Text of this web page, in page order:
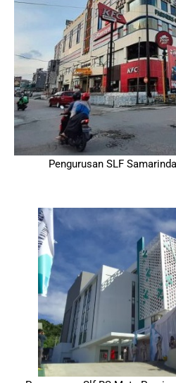
Pengurusan SLF